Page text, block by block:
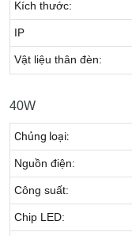
Kích thước:
IP
Vật liệu thân đèn:
40W
Chủng loại:
Nguồn điện:
Công suất:
Chip LED: